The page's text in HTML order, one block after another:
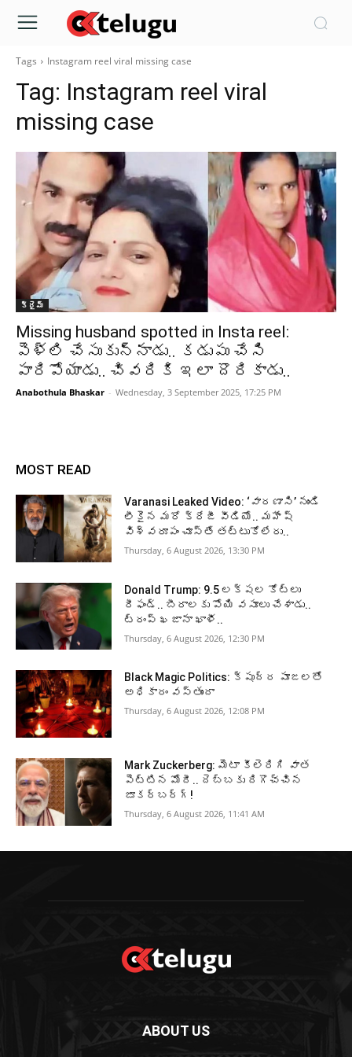
Tags Instagram reel viral missing case
Tag: Instagram reel viral
missing case
క్రైమ్‌
Missing husband spotted in Insta reel:
పెళ్లి చేసుకున్నాడు.. కడుపు చేసి
పారిపోయాడు.. చివరికి ఇలా దొరికాడు..
Anabothula Bhaskar - Wednesday, 3 September 2025, 17:25 PM
MOST READ
Varanasi Leaked Video: ‘వారణాసి’ నుండి
లీకైన మరో క్రేజీ వీడియో.. మహేష్
విశ్వరూపం చూస్తే తట్టుకోలేరు..
Thursday, 6 August 2026, 13:30 PM
Donald Trump: 9.5 లక్షల కోట్లు
రీఫండ్‌.. బీరాలకు పోయి వసూలు చేశాడు..
ట్రంప్‌ ఖజానా ఖాళీ..
Thursday, 6 August 2026, 12:30 PM
Black Magic Politics: క్షుద్ర పూజలతో
అధికారం వస్తుందా
Thursday, 6 August 2026, 12:08 PM
Mark Zuckerberg: మెటా కీలెరిగి వాత
పెట్టిన మోదీ.. దెబ్బకు దిగొచ్చిన
జూకర్‌బర్గ్‌!
Thursday, 6 August 2026, 11:41 AM
ABOUT US